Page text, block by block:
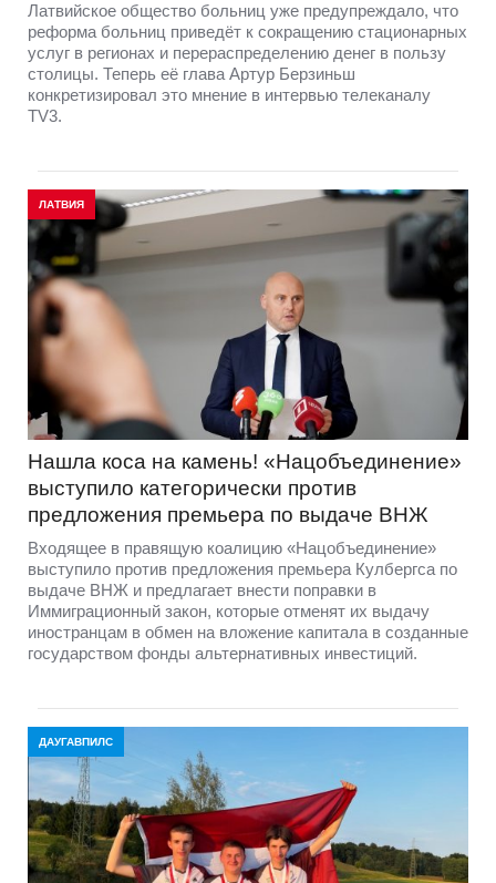
Латвийское общество больниц уже предупреждало, что
реформа больниц приведёт к сокращению стационарных
услуг в регионах и перераспределению денег в пользу
столицы. Теперь её глава Артур Берзиньш
конкретизировал это мнение в интервью телеканалу
TV3.
ЛАТВИЯ
Нашла коса на камень! «Нацобъединение»
выступило категорически против
предложения премьера по выдаче ВНЖ
Входящее в правящую коалицию «Нацобъединение»
выступило против предложения премьера Кулбергса по
выдаче ВНЖ и предлагает внести поправки в
Иммиграционный закон, которые отменят их выдачу
иностранцам в обмен на вложение капитала в созданные
государством фонды альтернативных инвестиций.
ДАУГАВПИЛС